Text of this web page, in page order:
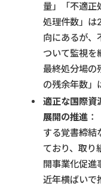
量」「不適正
処理件数」
向にあるが、
ついて監視を
最終処分場の
の残余年数」
適正な国際資
展開の推進
する覚書締結
ており、取り
開事業化促進
近年横ばいで